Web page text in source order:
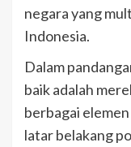
negara yang
Indonesia.
Dalam
baik adalah
berbagai
latar belakang